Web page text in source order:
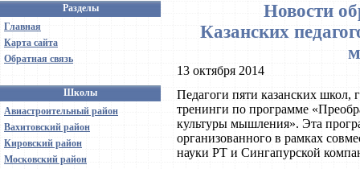
Разделы
Главная
Карта сайта
Обратная связь
Школы
Авиастроительный район
Вахитовский район
Кировский район
Московский район
Новости
Казанских
13 октября 2014
Педагоги пяти казанских
тренинги по программе
культуры мышления». Эта
организованного в рамках
науки РТ и Сингапурской